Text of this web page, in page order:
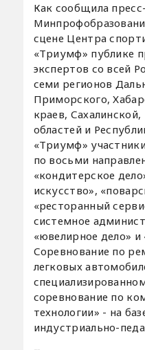
Как сообщила
сцене Центра
«Триумф» публике
экспертов со всей
семи регионов
Приморского,
краев,
областей и
«Триумф»
по восьми
«кондитерское
искусство»,
«ресторанный
системное
«ювелирное дело»
Соревнование по
легковых
соревнование по
технологии» - на
индустриально-